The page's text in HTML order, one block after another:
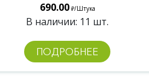
690.00 ₽/Штука
В наличии: 11 шт.
ПОДРОБНЕЕ